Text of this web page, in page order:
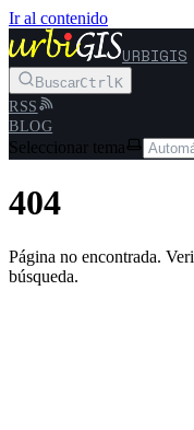
Ir al contenido
URBIGIS
BuscarCtrlK
RSS
BLOG
Seleccionar tema
404
Página no encontrada.
búsqueda.